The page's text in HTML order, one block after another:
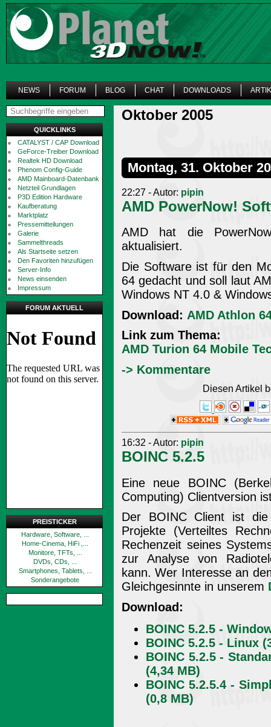
NEWS FORUM BLOG CHAT DOWNLOADS
QUICKLINKS
CATALYST / CAP Download
GeForce-Treiber Download
Realtek HD Download
Phenom Config-Guide
AMD Mainboard-Datenbank
Netzteil Grundlagen
P3D Edition Hardware
Kaufberatung
Marktplatz
Pressemitteilungen
Galerie
Sammelthreads
Als Startseite setzen
Den Favoriten hinzufügen
Server-Info
News einsenden
Impressum
FORUM AKTUELL
PREISTICKER
Hardware, Software, ...
Home-Cinema, HiFi ,...
Monitore, TFTs, ...
DVDs, CDs, ...
Smartphones, Tablets, ...
Sonderangebote
Oktober 2005
Montag, 31. Oktober
22:27 - Autor: pipin
AMD PowerNow!
AMD hat die
aktualisiert.
Die Software ist für den
64 gedacht und soll laut
Windows NT 4.0 &
Download: AMD Athlon
Link zum Thema:
AMD Turion 64 Mobile
-> Kommentare
Diesen Artikel
16:32 - Autor: pipin
BOINC 5.2.5
Eine neue BOINC
Computing) Clientversion
Der BOINC Client ist die
Projekte (Verteiltes
Rechenzeit seines
zur Analyse von
kann. Wer Interesse an
Gleichgesinnte in unserem
Download:
BOINC 5.2.5 -
BOINC 5.2.5 - Linux
BOINC 5.2.5 -
(4,34 MB)
BOINC 5.2.5.4 -
(0,8 MB)